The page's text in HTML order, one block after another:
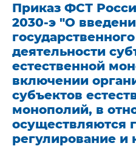
Приказ ФСТ
2030-э "О
деятельности
естественной
включении
субъектов
монополий, в
осуществляются
регулирование и